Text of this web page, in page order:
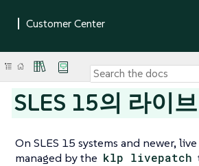
SLES 15의 라이
On SLES 15 systems and newer,
managed by the klp livepatch